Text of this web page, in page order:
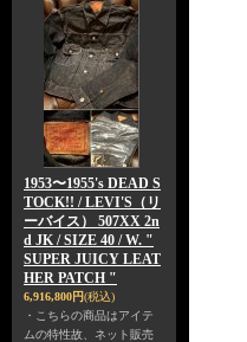
1953〜1955's DEAD S
TOCK!! / LEVI'S（リ
ーバイス） 507XX 2n
d JK / SIZE 40 / W. "
SUPER JUICY LEAT
HER PATCH "
6,916,800円(税込)
・こちらの商品はアイテ
ムの特性故、ネット販売